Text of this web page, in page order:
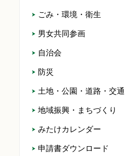
ごみ・環境・衛生
男女共同参画
自治会
防災
土地・公園・道路・交通
地域振興・まちづくり
みたけカレンダー
申請書ダウンロード